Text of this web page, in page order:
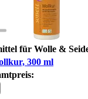
für Wolle &
300 ml